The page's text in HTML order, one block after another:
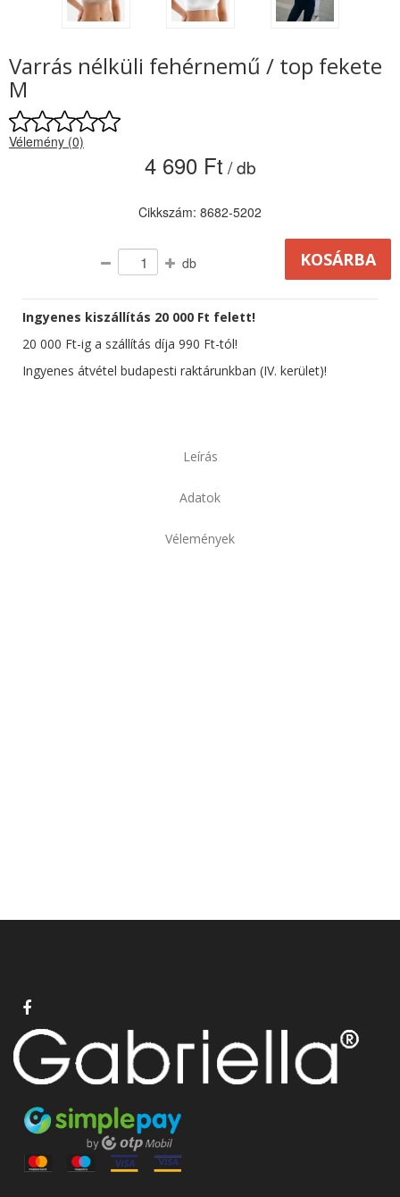
Varrás nélküli fehérnemű / top fekete
M
Vélemény (0)
4 690 Ft / db
Cikkszám: 8682-5202
db
Ingyenes kiszállítás 20 000 Ft felett!
20 000 Ft-ig a szállítás díja 990 Ft-tól!
Ingyenes átvétel budapesti raktárunkban (IV. kerület)!
Leírás
Adatok
Vélemények